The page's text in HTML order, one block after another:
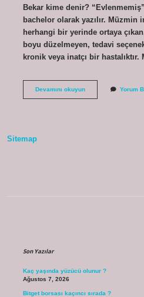
Bekar kime denir?
bachelor olarak yazılır. Müzmin
herhangi bir yerinde ortaya
boyu düzelmeyen, tedavi
kronik veya inatçı bir
Devamını okuyunMücbir
Yorum
Sitemap
Son Yazılar
Kaç yaşında yüzücü olunur ?
Ağustos 7, 2026
Bitget borsası kaçıncı sırada ?